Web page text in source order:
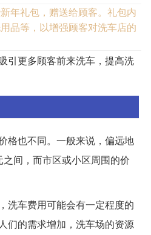
年礼包，赠送给顾客。礼包内
品等，以增强顾客对洗车店的
引更多顾客前来洗车，提高洗
格也不同。一般来说，偏远地
间，而市区或小区周围的价
洗车费用可能会有一定程度的
们的需求增加，洗车场的资源